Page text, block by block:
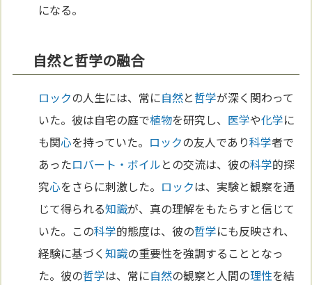
になる。
自然と哲学の融合
ロックの人生には、常に自然と哲学が深く関わって
いた。彼は自宅の庭で植物を研究し、 医学や化学に
も関心を持っていた。 ロックの友人であり科学者で
あったロバート・ボイルとの交流は、彼の科学的探
究心をさらに刺激した。 ロックは、実験と観察を通
じて得られる知識が、真の理解をもたらすと信じて
いた。この科学的態度は、彼の哲学にも反映され、
経験に基づく知識の重要性を強調することとなっ
た。彼の哲学は、常に自然の観察と人間の理性を結